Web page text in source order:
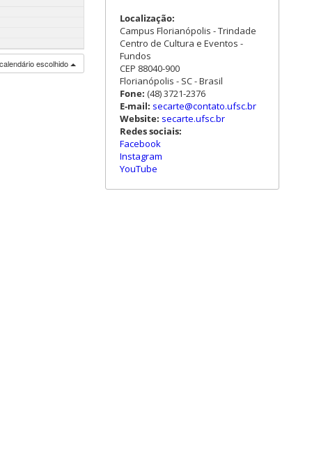
escolhido
Localização:
Campus Florianópolis - Trindade
Centro de Cultura e Eventos -
Fundos
CEP 88040-900
Florianópolis - SC - Brasil
Fone: (48) 3721-2376
E-mail: secarte@contato.ufsc.br
Website: secarte.ufsc.br
Redes sociais:
Facebook
Instagram
YouTube